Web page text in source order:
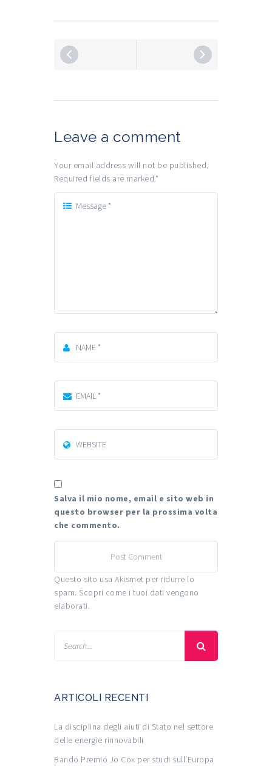
Leave a comment
Your email address will not be published.
Required fields are marked.*
Salva il mio nome, email e sito web in
questo browser per la prossima volta
che commento.
Questo sito usa Akismet per ridurre lo
spam. Scopri come i tuoi dati vengono
elaborati.
ARTICOLI RECENTI
La disciplina degli aiuti di Stato nel settore
delle energie rinnovabili
Bando Premio Jo Cox per studi sull’Europa